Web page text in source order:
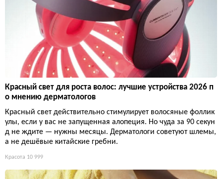
Красный свет для роста волос: лучшие устройства 2026 п
о мнению дерматологов
Красный свет действительно стимулирует волосяные фоллик
улы, если у вас не запущенная алопеция. Но чуда за 90 секун
д не ждите — нужны месяцы. Дерматологи советуют шлемы,
а не дешёвые китайские гребни.
Красота 10 999